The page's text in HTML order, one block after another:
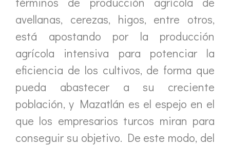
avellanas, cerezas, higos, entre otros,
está apostando por la producción
agrícola intensiva para potenciar la
eficiencia de los cultivos, de forma que
pueda abastecer a su creciente
población, y Mazatlán es el espejo en el
que los empresarios turcos miran para
conseguir su objetivo. De este modo, del